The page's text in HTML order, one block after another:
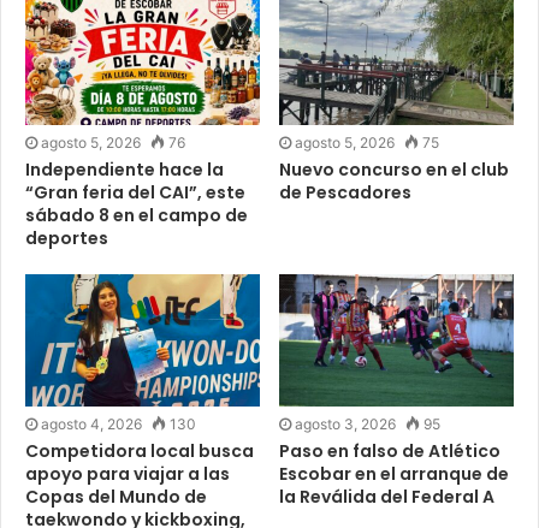
agosto 5, 2026 76
Independiente hace la
“Gran feria del CAI”, este
sábado 8 en el campo de
deportes
agosto 5, 2026 75
Nuevo concurso en el club
de Pescadores
agosto 4, 2026 130
Competidora local busca
apoyo para viajar a las
Copas del Mundo de
taekwondo y kickboxing,
agosto 3, 2026 95
Paso en falso de Atlético
Escobar en el arranque de
la Reválida del Federal A